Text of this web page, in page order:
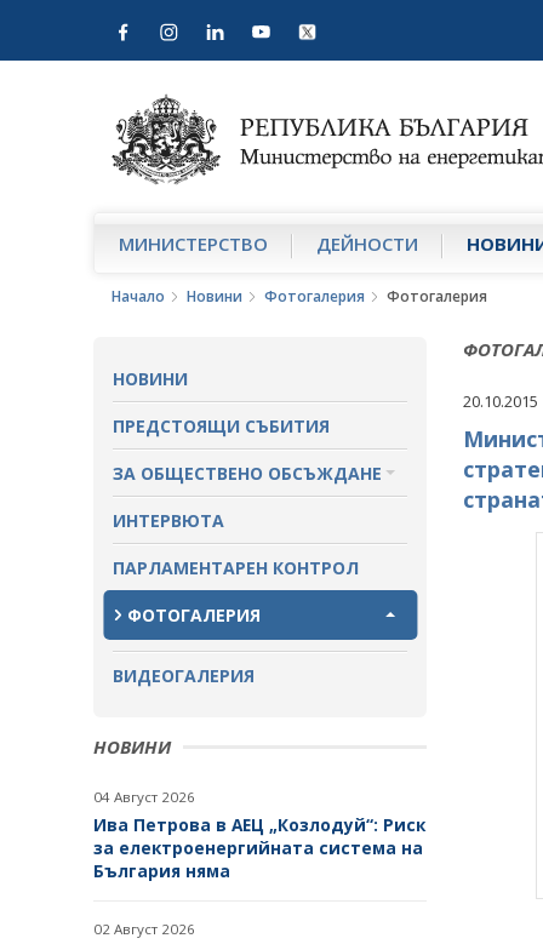
МИНИСТЕРСТВО ДЕЙНОСТИ
Начало Новини Фотогалерия Фотогалерия
НОВИНИ
ПРЕДСТОЯЩИ СЪБИТИЯ
ЗА ОБЩЕСТВЕНО ОБСЪЖДАНЕ
ПРОЕКТИ ЗА ОБЩЕСТВЕНО
ОБСЪЖДАНЕ
ЗАВЪРШИЛИ ПРОЦЕДУРИ ЗА
ОБЩЕСТВЕНО ОБСЪЖДАНЕ
ИНТЕРВЮТА
ПАРЛАМЕНТАРЕН КОНТРОЛ
ФОТОГАЛЕРИЯ
ВИДЕОГАЛЕРИЯ
НОВИНИ
04 Август 2026
Ива Петрова в АЕЦ „Козлодуй“: Риск
за електроенергийната система на
България няма
02 Август 2026
20.10.2015